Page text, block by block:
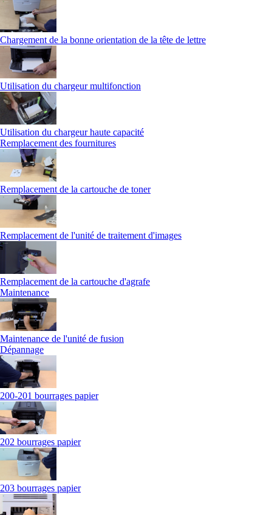
Chargement de la bonne orientation de la tête de lettre
Utilisation du chargeur multifonction
Utilisation du chargeur haute capacité
Remplacement des fournitures
Remplacement de la cartouche de toner
Remplacement de l'unité de traitement d'images
Remplacement de la cartouche d'agrafe
Maintenance
Maintenance de l'unité de fusion
Dépannage
200-201 bourrages papier
202 bourrages papier
203 bourrages papier